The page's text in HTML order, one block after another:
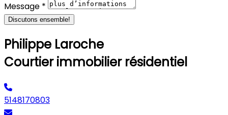
Message *
Discutons ensemble!
Philippe Laroche
Courtier immobilier résidentiel
5148170803